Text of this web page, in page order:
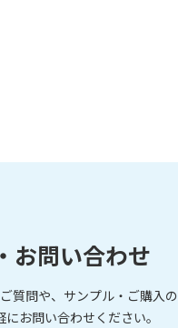
お問い合わせ
質問や、サンプル・ご購入の
お問い合わせください。